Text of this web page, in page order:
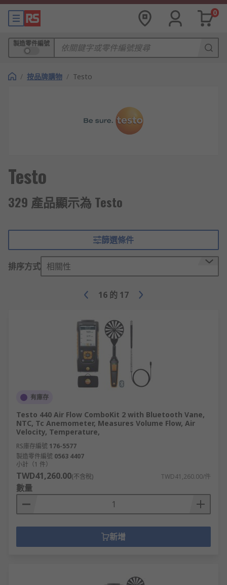
0
製造零件編號
/ 按品牌購物 / Testo
Testo
329 產品顯示為 Testo
篩選條件
排序方式 相關性
16 的 17
有庫存
Testo 440 Air Flow ComboKit 2 with Bluetooth Vane,
NTC, Tc Anemometer, Measures Volume Flow, Air
Velocity, Temperature,
RS庫存編號 176-5577
製造零件編號 0563 4407
小計（1 件）
TWD41,260.00(不含稅) TWD41,260.00/件
數量
新增